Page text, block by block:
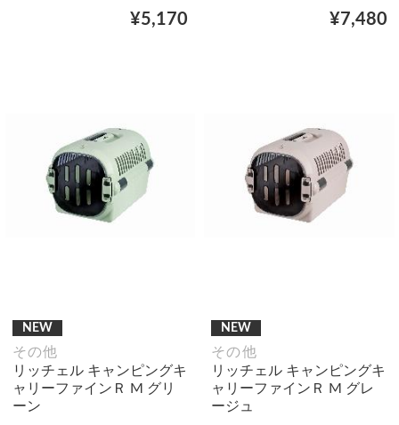
¥5,170 ¥7,480
NEW
その他
リッチェル キャンピングキ
ャリーファインＲ M グリ
ーン
NEW
その他
リッチェル キャンピングキ
ャリーファインＲ M グレ
ージュ